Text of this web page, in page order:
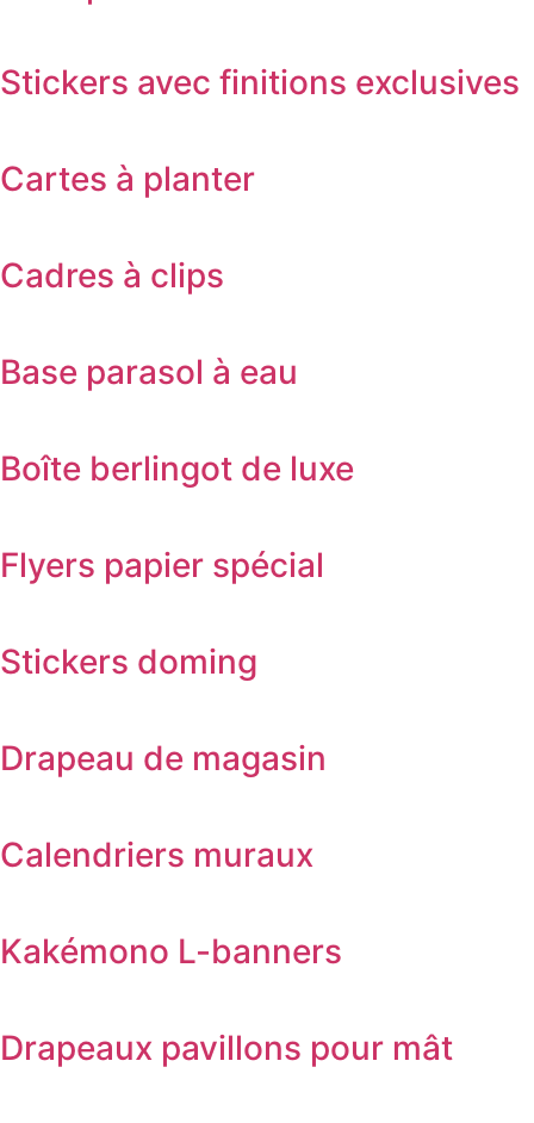
Stickers avec finitions exclusives
Cartes à planter
Cadres à clips
Base parasol à eau
Boîte berlingot de luxe
Flyers papier spécial
Stickers doming
Drapeau de magasin
Calendriers muraux
Kakémono L-banners
Drapeaux pavillons pour mât